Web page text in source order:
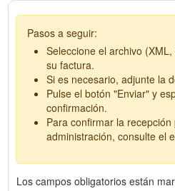
Pasos a seguir:
Seleccione el archivo
su factura.
Si es necesario, adjunte la
Pulse el botón "Enviar" y
confirmación.
Para confirmar la
administración, consulte el
Los campos obligatorios están